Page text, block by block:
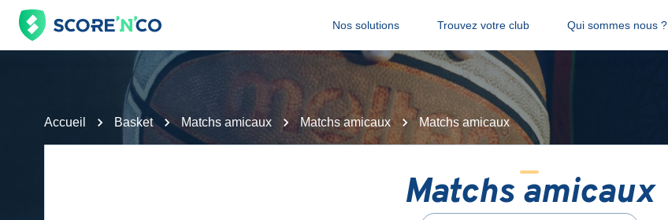
Nos solutions Trouvez votre club Qui sommes nous ?
Accueil Basket Matchs amicaux Matchs amicaux Matchs amicaux
Matchs amicaux